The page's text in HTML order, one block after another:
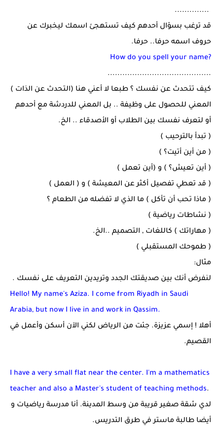
..............
قد ترغب بسؤال أحدهم كيف تستهجئ اسمك ليخبرك عن
حروف اسمه حرفا.. حرفا.
How do you spell your name?
..........................................
كيف تتحدث عن نفسك ؟ طبعا لا أعني هنا (التحدث عن الذات )
المعني للحصول على وظيفة .. بل المعني للدردشة مع أحدهم
أو لتعرف نفسك بين الطلاب أو الأصدقاء .. الخ.
( تبدأ بالترحيب )
( من أين أتيت؟ )
( أين تعيش؟ ) و (أين تعمل )
( قد تعطي تفصيل أكثر عن المعيشة ) و ( العمل )
( ماذا تحب أن تأكل ) ما الذي لا تفضله من الطعام ؟
( نشاطات رياضية )
( مهاراتك ) كاللغات , التصميم ..الخ.
( طموحك المستقبلي )
مثال:
لنفرض أنك بين صديقتك الجدد وتريدين التعريف على نفسك .
Hello! My name's Aziza. I come from Riyadh in Saudi
Arabia, but now I live in and work in Qassim.
أهلا ! إسمي عزيزة. جئت من الرياض لكني الآن أسكن وأعمل في
القصيم.
I have a very small flat near the center. I'm a mathematics
teacher and also a Master's student of teaching methods.
لدي شقة صغير قريبة من وسط المدينة. أنا مدرسة رياضيات و
أيضا طالبة ماستر في طرق التدريس.